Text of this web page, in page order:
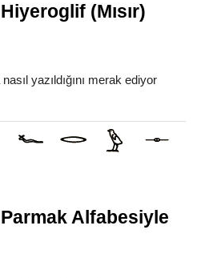
(Mısır)
yazıldığını merak ediyor
Alfabesiyle